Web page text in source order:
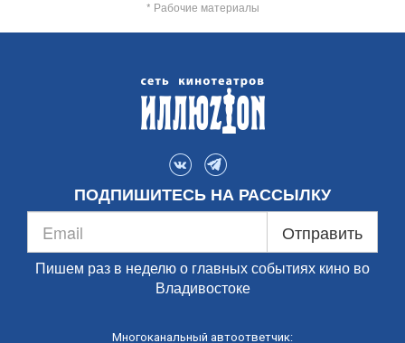
* Рабочие материалы
ПОДПИШИТЕСЬ НА РАССЫЛКУ
Отправить
Пишем раз в неделю о главных событиях кино во
Владивостоке
Многоканальный автоответчик: